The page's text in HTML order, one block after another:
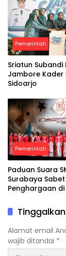
Pemerintah
Sriatun Subandi
Jambore Kader
Sidoarjo
Pemerintah
Paduan Suara
Surabaya
Penghargaan
Alamat email
wajib ditandai *